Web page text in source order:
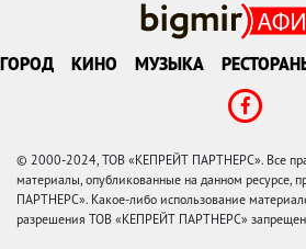
ГОРОД КИНО МУЗЫКА
© 2000-2024, ТОВ «КЕПРЕЙТ ПАРТНЕРС». Все
материалы, опубликованные на данном ресурсе,
ПАРТНЕРС». Какое-либо использование
разрешения ТОВ «КЕПРЕЙТ ПАРТНЕРС»